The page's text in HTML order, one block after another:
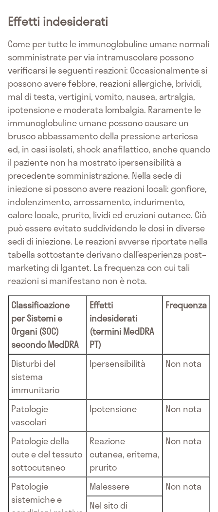
Effetti indesiderati
Come per tutte le immunoglobuline umane normali
somministrate per via intramuscolare possono
verificarsi le seguenti reazioni: Occasionalmente si
possono avere febbre, reazioni allergiche, brividi,
mal di testa, vertigini, vomito, nausea, artralgia,
ipotensione e moderata lombalgia. Raramente le
immunoglobuline umane possono causare un
brusco abbassamento della pressione arteriosa
ed, in casi isolati, shock anafilattico, anche quando
il paziente non ha mostrato ipersensibilità a
precedente somministrazione. Nella sede di
iniezione si possono avere reazioni locali: gonfiore,
indolenzimento, arrossamento, indurimento,
calore locale, prurito, lividi ed eruzioni cutanee. Ciò
può essere evitato suddividendo le dosi in diverse
sedi di iniezione. Le reazioni avverse riportate nella
tabella sottostante derivano dall’esperienza post–
marketing di Igantet. La frequenza con cui tali
reazioni si manifestano non è nota.
Classificazione
per Sistemi e
Organi (SOC)
secondo MedDRA
Effetti
indesiderati
(termini MedDRA
PT)
Frequenza
Disturbi del
sistema
immunitario
Ipersensibilità Non nota
Patologie
vascolari
Ipotensione Non nota
Patologie della
cute e del tessuto
sottocutaneo
Reazione
cutanea, eritema,
prurito
Non nota
Patologie
sistemiche e
Malessere
Non nota
Nel sito di